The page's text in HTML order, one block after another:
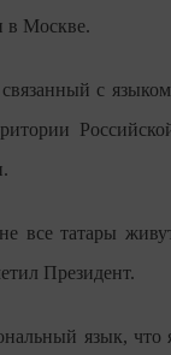
в Москве.
с
все татары
Президент.
язык, что